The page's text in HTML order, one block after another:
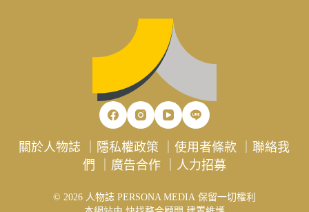
關於人物誌 隱私權政策 ｜使用者條款 ｜聯絡我
們
廣告合作｜ 人力招募
© 2026 人物誌 PERSONA MEDIA 保留一切權利